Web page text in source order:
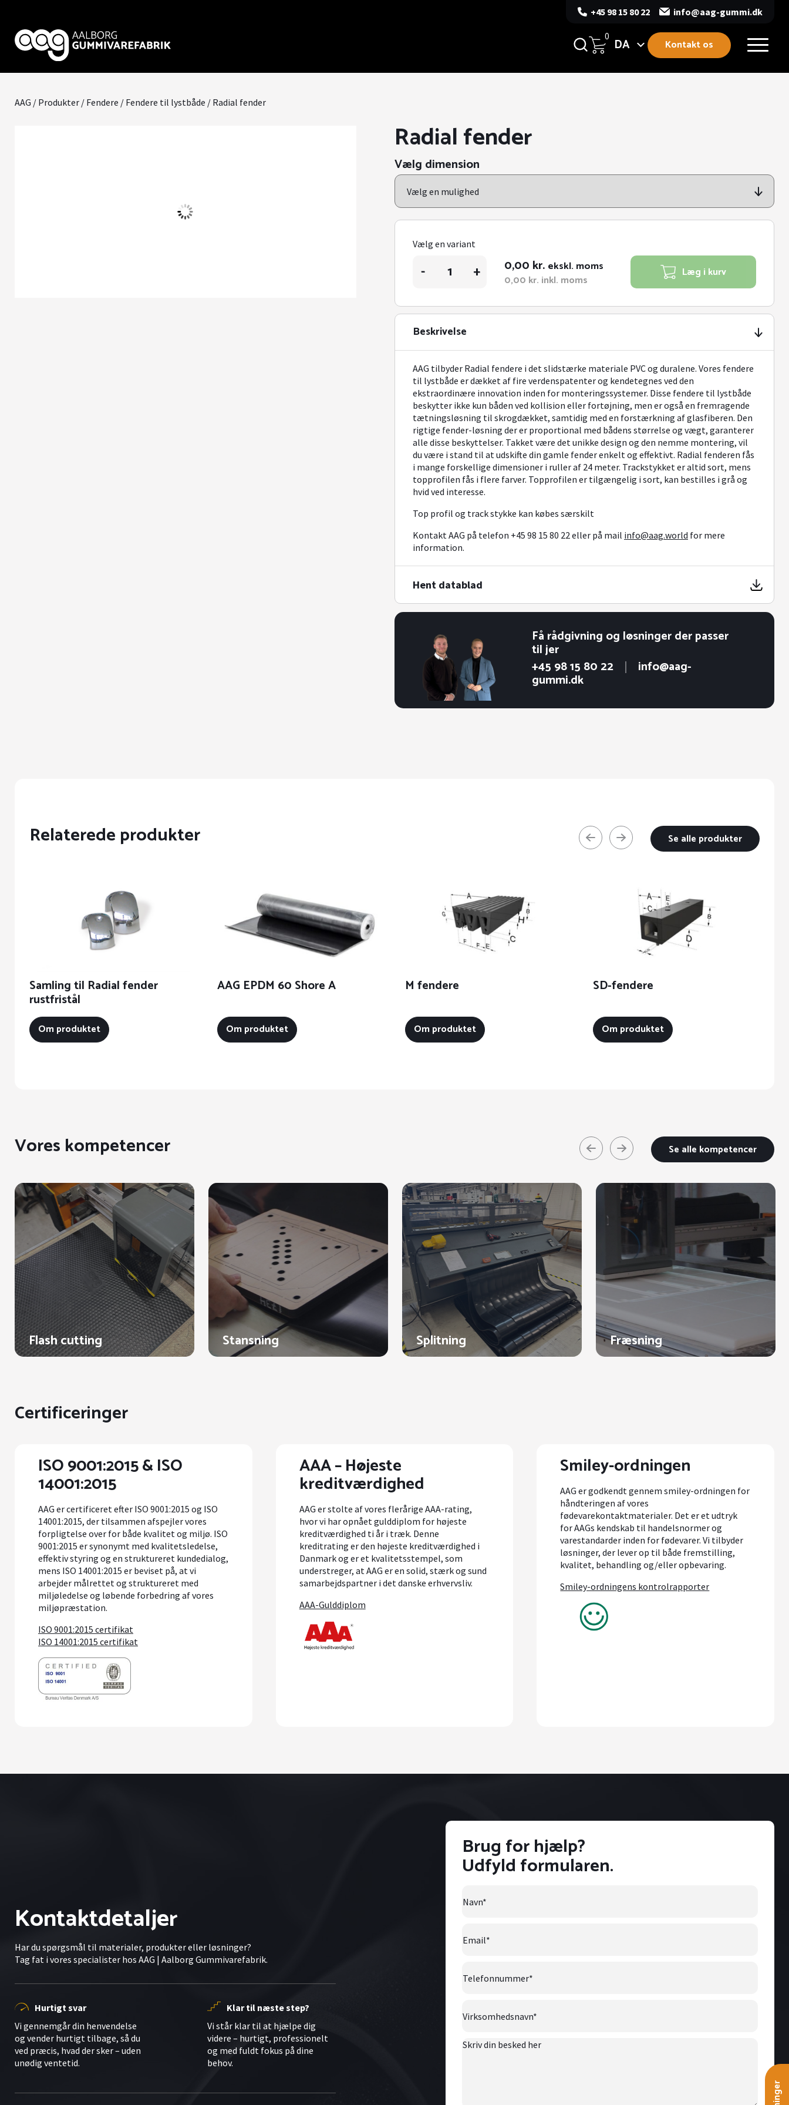
+45 98 15 80 22 info@aag-gummi.dk
0 DA Kontakt os
AAG / Produkter / Fendere / Fendere til lystbåde / Radial fender
Radial fender
Vælg dimension
Vælg en variant
-
fender
+ 0,00 kr. ekskl. moms
0,00 kr. inkl. moms
Læg i kurv
Beskrivelse
AAG tilbyder Radial fendere i det slidstærke materiale PVC og duralene. Vores fendere
til lystbåde er dækket af fire verdenspatenter og kendetegnes ved den
ekstraordinære innovation inden for monteringssystemer. Disse fendere til lystbåde
beskytter ikke kun båden ved kollision eller fortøjning, men er også en fremragende
tætningsløsning til skrogdækket, samtidig med en forstærkning af glasfiberen. Den
rigtige fender-løsning der er proportional med bådens størrelse og vægt, garanterer
alle disse beskyttelser. Takket være det unikke design og den nemme montering, vil
du være i stand til at udskifte din gamle fender enkelt og effektivt. Radial fenderen fås
i mange forskellige dimensioner i ruller af 24 meter. Trackstykket er altid sort, mens
topprofilen fås i flere farver. Topprofilen er tilgængelig i sort, kan bestilles i grå og
hvid ved interesse.
Top profil og track stykke kan købes særskilt
Kontakt AAG på telefon +45 98 15 80 22 eller på mail info@aag.world for mere
information.
Hent datablad
Få rådgivning og løsninger der passer
til jer
+45 98 15 80 22
info@aag-
gummi.dk
Relaterede produkter Se alle produkter
Samling til Radial fender
rustfristål
Om produktet
AAG EPDM 60 Shore A
Om produktet
M fendere
Om produktet
SD-fendere
Om produktet
Vores kompetencer Se alle kompetencer
Flash cutting Stansning Splitning Fræsning
Certificeringer
ISO 9001:2015 & ISO
14001:2015
AAG er certificeret efter ISO 9001:2015 og ISO
14001:2015, der tilsammen afspejler vores
forpligtelse over for både kvalitet og miljø. ISO
9001:2015 er synonymt med kvalitetsledelse,
effektiv styring og en struktureret kundedialog,
mens ISO 14001:2015 er beviset på, at vi
arbejder målrettet og struktureret med
miljøledelse og løbende forbedring af vores
miljøpræstation.
ISO 9001:2015 certifikat
ISO 14001:2015 certifikat
AAA – Højeste
kreditværdighed
AAG er stolte af vores flerårige AAA-rating,
hvor vi har opnået gulddiplom for højeste
kreditværdighed ti år i træk. Denne
kreditrating er den højeste kreditværdighed i
Danmark og er et kvalitetsstempel, som
understreger, at AAG er en solid, stærk og sund
samarbejdspartner i det danske erhvervsliv.
AAA-Gulddiplom
Smiley-ordningen
AAG er godkendt gennem smiley-ordningen for
håndteringen af vores
fødevarekontaktmaterialer. Det er et udtryk
for AAGs kendskab til handelsnormer og
varestandarder inden for fødevarer. Vi tilbyder
løsninger, der lever op til både fremstilling,
kvalitet, behandling og/eller opbevaring.
Smiley-ordningens kontrolrapporter
Kontaktdetaljer
Har du spørgsmål til materialer, produkter eller løsninger?
Tag fat i vores specialister hos AAG | Aalborg Gummivarefabrik.
Hurtigt svar
Vi gennemgår din henvendelse
og vender hurtigt tilbage, så du
ved præcis, hvad der sker – uden
unødig ventetid.
Klar til næste step?
Vi står klar til at hjælpe dig
videre – hurtigt, professionelt
og med fuldt fokus på dine
behov.
Brug for hjælp?
Udfyld formularen.
Skriv